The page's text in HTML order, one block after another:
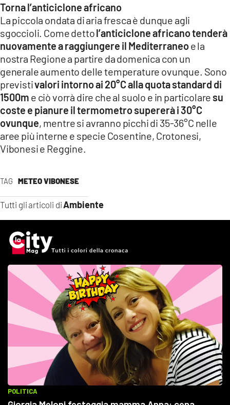
TAG METEO VIBONESE
Tutti gli articoli diAmbiente
Torna l’anticiclone africano
La piccola ondata di aria fresca è dunque agli
sgoccioli. Come dettol’anticiclone africano tenderà
nuovamente a raggiungere il Mediterraneoe la
nostra Regione a partire da domenica con un
generale aumento delle temperature ovunque. Sono
previstivalori intorno ai 20°C alla quota standard di
1500m e ciò vorrà dire che al suolo e in particolare su
coste e pianure il termometro supererà i 30°C
ovunque, mentre si avranno picchi di 35-36°C nelle
aree più interne e specie Cosentine, Crotonesi,
Vibonesi e Reggine.